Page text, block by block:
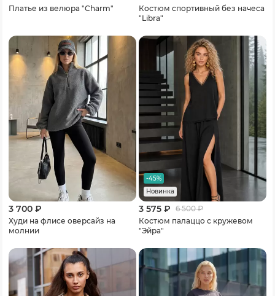
Платье из велюра "Charm"
Костюм спортивный без начеса
"Libra"
3 700 ₽
Худи на флисе оверсайз на
молнии
-45%
Новинка
3 575 ₽ 6 500₽
Костюм палаццо с кружевом
"Эйра"